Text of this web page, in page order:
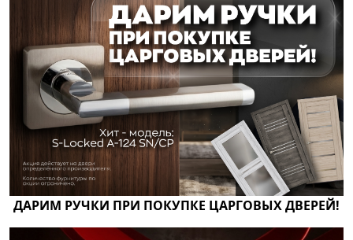
ДАРИМ РУЧКИ ПРИ ПОКУПКЕ ЦАРГОВЫХ ДВЕРЕЙ!